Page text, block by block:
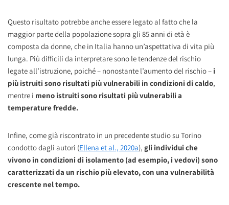
Questo risultato potrebbe anche essere legato al fatto che la
maggior parte della popolazione sopra gli 85 anni di età è
composta da donne, che in Italia hanno un’aspettativa di vita più
lunga. Più difficili da interpretare sono le tendenze del rischio
legate all’istruzione, poiché – nonostante l’aumento del rischio – i
più istruiti sono risultati più vulnerabili in condizioni di caldo,
mentre i meno istruiti sono risultati più vulnerabili a
temperature fredde.
Infine, come già riscontrato in un precedente studio su Torino
condotto dagli autori (Ellena et al., 2020a), gli individui che
vivono in condizioni di isolamento (ad esempio, i vedovi) sono
caratterizzati da un rischio più elevato, con una vulnerabilità
crescente nel tempo.